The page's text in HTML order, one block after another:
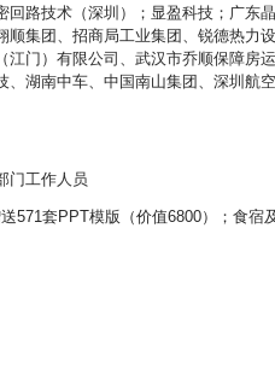
回路技术（深圳）；显盈科技；广东
顺集团、招商局工业集团、锐德热力
江门）有限公司、武汉市乔顺保障房
、湖南中车、中国南山集团、深圳航
门工作人员
571套PPT模版（价值6800）；食宿